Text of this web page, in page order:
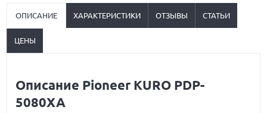
ОПИСАНИЕ ХАРАКТЕРИСТИКИ ОТЗЫВЫ СТАТЬИ
ЦЕНЫ
Описание Pioneer KURO PDP-
5080XA